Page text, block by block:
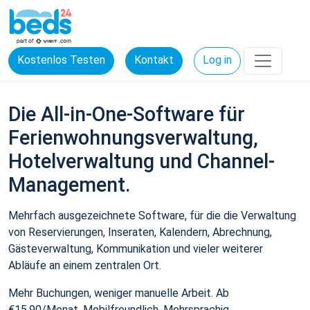
Kostenlos Testen Kontakt Log in
Die All-in-One-Software für
Ferienwohnungsverwaltung,
Hotelverwaltung und Channel-
Management.
Mehrfach ausgezeichnete Software, für die die Verwaltung
von Reservierungen, Inseraten, Kalendern, Abrechnung,
Gästeverwaltung, Kommunikation und vieler weiterer
Abläufe an einem zentralen Ort.
Mehr Buchungen, weniger manuelle Arbeit. Ab